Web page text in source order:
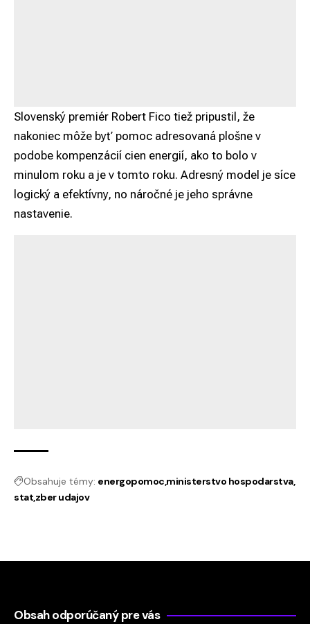
Slovenský premiér Robert Fico tiež pripustil, že
nakoniec môže byť pomoc adresovaná plošne v
podobe kompenzácií cien energií, ako to bolo v
minulom roku a je v tomto roku. Adresný model je síce
logický a efektívny, no náročné je jeho správne
nastavenie.
Obsahuje témy: energopomocministerstvo hospodarstva
statzber udajov
Obsah odporúčaný pre vás